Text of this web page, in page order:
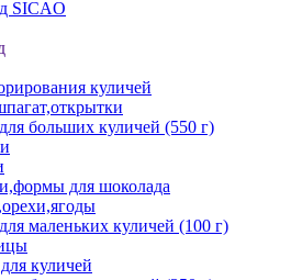
SICAO
куличей
больших куличей (550 г)
для шоколада
маленьких куличей (100 г)
куличей